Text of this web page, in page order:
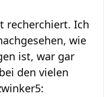
recherchiert. Ich
wie
ist, war gar
den vielen